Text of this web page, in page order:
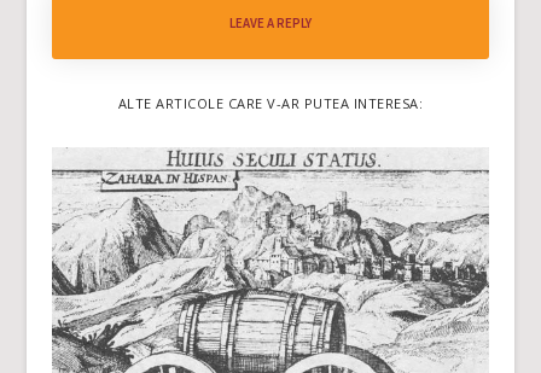
LEAVE A REPLY
ALTE ARTICOLE CARE V-AR PUTEA INTERESA: